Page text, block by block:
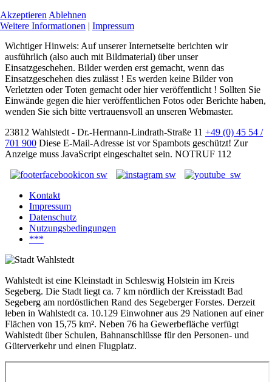
Wichtiger Hinweis: Auf unserer Internetseite berichten wir
ausführlich (also auch mit Bildmaterial) über unser
Einsatzgeschehen. Bilder werden erst gemacht, wenn das
Einsatzgeschehen dies zulässt ! Es werden keine Bilder von
Verletzten oder Toten gemacht oder hier veröffentlicht ! Sollten Sie
Einwände gegen die hier veröffentlichen Fotos oder Berichte haben,
wenden Sie sich bitte vertrauensvoll an unseren Webmaster.
23812 Wahlstedt - Dr.-Hermann-Lindrath-Straße 11 +49 (0) 45 54 /
701 900 Diese E-Mail-Adresse ist vor Spambots geschützt! Zur
Anzeige muss JavaScript eingeschaltet sein. NOTRUF 112
Kontakt
Impressum
Datenschutz
Nutzungsbedingungen
***
Wahlstedt ist eine Kleinstadt in Schleswig Holstein im Kreis
Segeberg. Die Stadt liegt ca. 7 km nördlich der Kreisstadt Bad
Segeberg am nordöstlichen Rand des Segeberger Forstes. Derzeit
leben in Wahlstedt ca. 10.129 Einwohner aus 29 Nationen auf einer
Flächen von 15,75 km². Neben 76 ha Gewerbefläche verfügt
Wahlstedt über Schulen, Bahnanschlüsse für den Personen- und
Güterverkehr und einen Flugplatz.
Akzeptieren Ablehnen
Weitere Informationen | Impressum